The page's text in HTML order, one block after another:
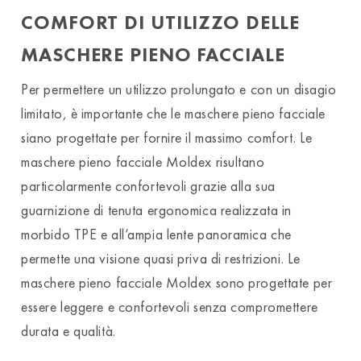
COMFORT DI UTILIZZO DELLE
MASCHERE PIENO FACCIALE
Per permettere un utilizzo prolungato e con un disagio
limitato, è importante che le maschere pieno facciale
siano progettate per fornire il massimo comfort. Le
maschere pieno facciale Moldex risultano
particolarmente confortevoli grazie alla sua
guarnizione di tenuta ergonomica realizzata in
morbido TPE e all’ampia lente panoramica che
permette una visione quasi priva di restrizioni. Le
maschere pieno facciale Moldex sono progettate per
essere leggere e confortevoli senza compromettere
durata e qualità.